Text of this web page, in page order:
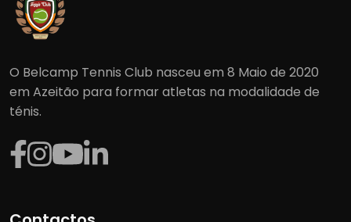
O Belcamp Tennis Club nasceu em 8 Maio de 2020
em Azeitão para formar atletas na modalidade de
ténis.